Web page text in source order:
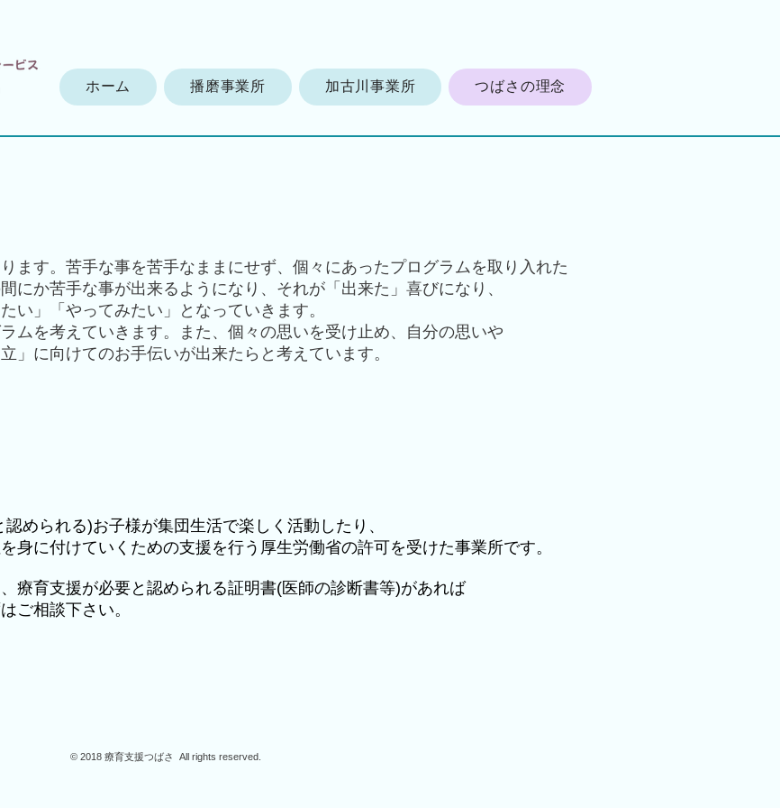
ます。苦手な事を苦手なままにせず、個々にあったプログラムを取り入れた
にか苦手な事が出来るようになり、それが「出来た」喜びになり、
い」「やってみたい」となっていきます。
ムを考えていきます。また、個々の思いを受け止め、自分の思いや
」に向けてのお手伝いが出来たらと考えています。
められる)お子様が集団生活で楽しく活動したり、
身に付けていくための支援を行う厚生労働省の許可を受けた事業所です。
療育支援が必要と認められる証明書(医師の診断書等)があれば
ご相談下さい。
ホーム 播磨事業所 加古川事業所 つばさの理念
© 2018 療育支援つばさ All rights reserved.